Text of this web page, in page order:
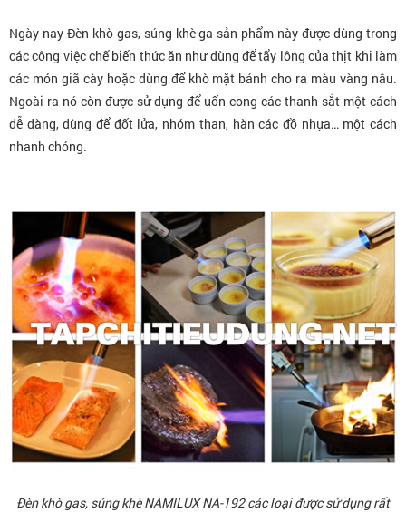
Ngày nay Đèn khò gas, súng khè ga sản phẩm này được dùng trong
các công việc chế biến thức ăn như dùng để tẩy lông của thịt khi làm
các món giã cày hoặc dùng để khò mặt bánh cho ra màu vàng nâu.
Ngoài ra nó còn được sử dụng để uốn cong các thanh sắt một cách
dễ dàng, dùng để đốt lửa, nhóm than, hàn các đồ nhựa… một cách
nhanh chóng.
Đèn khò gas, súng khè NAMILUX NA-192 các loại được sử dụng rất